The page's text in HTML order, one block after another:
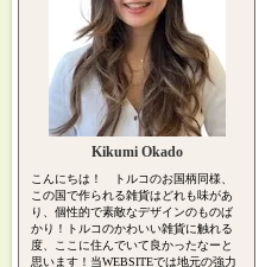
Kikumi Okado
こんにちは！ トルコのお国柄同様、
この国で作られる雑貨はどれも味があ
り、個性的で素敵なデザインのものば
かり！トルコのかわいい雑貨に触れる
度、ここに住んでいて良かったなーと
思います！当WEBSITEでは地元の強力